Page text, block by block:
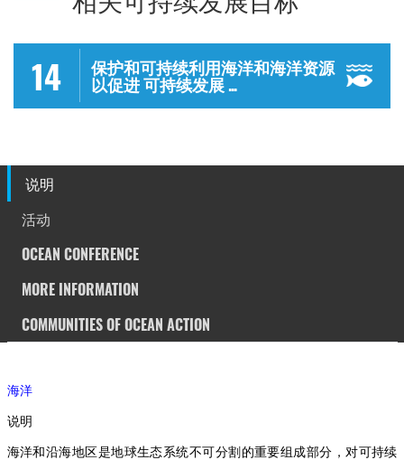
14 保护和可持续利用海洋和海洋资源
以促进 可持续发展 ...
说明
活动
OCEAN CONFERENCE
MORE INFORMATION
COMMUNITIES OF OCEAN ACTION
海洋
说明
海洋和沿海地区是地球生态系统不可分割的重要组成部分，对可持续